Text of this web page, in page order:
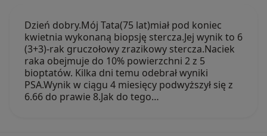
Dzień dobry.Mój Tata(75 lat)miał pod koniec
kwietnia wykonaną biopsję stercza.Jej wynik to 6
(3+3)-rak gruczołowy zrazikowy stercza.Naciek
raka obejmuje do 10% powierzchni 2 z 5
bioptatów. Kilka dni temu odebrał wyniki
PSA.Wynik w ciągu 4 miesięcy podwyższył się z
6.66 do prawie 8.Jak do tego…